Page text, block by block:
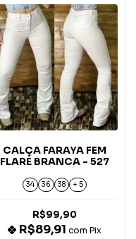
CALÇA FARAYA FEM
FLARE BRANCA - 527
34 36 38 + 5
R$99,90
R$89,91 com Pix